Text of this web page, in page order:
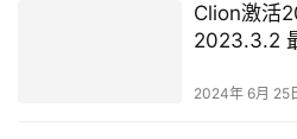
Clion激活
2023.3.2
2024年 6月 25